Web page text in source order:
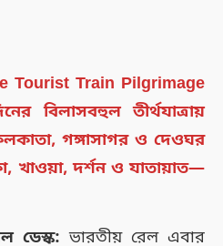
Tourist Train Pilgrimage
বিলাসবহুল তীর্থযাত্রায়
গঙ্গাসাগর ও দেওঘর
খাওয়া, দর্শন ও যাতায়াত—
ডেস্ক: ভারতীয় রেল এবার